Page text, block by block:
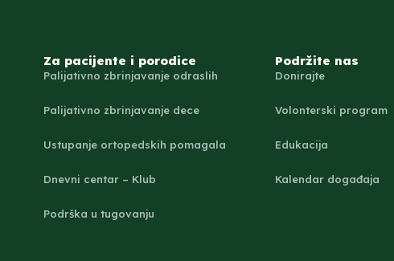
Za pacijente i porodice
Palijativno zbrinjavanje odraslih
Palijativno zbrinjavanje dece
Ustupanje ortopedskih pomagala
Dnevni centar – Klub
Podrška u tugovanju
Podržite nas
Donirajte
Volonterski program
Edukacija
Kalendar događaja